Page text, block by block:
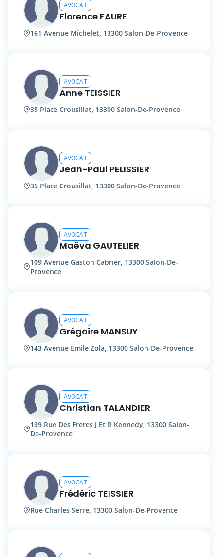
AVOCAT
Florence FAURE
161 Avenue Michelet, 13300 Salon-De-Provence
AVOCAT
Anne TEISSIER
35 Place Crousillat, 13300 Salon-De-Provence
AVOCAT
Jean-Paul PELISSIER
35 Place Crousillat, 13300 Salon-De-Provence
AVOCAT
Maëva GAUTELIER
109 Avenue Gaston Cabrier, 13300 Salon-De-
Provence
AVOCAT
Grégoire MANSUY
143 Avenue Emile Zola, 13300 Salon-De-Provence
AVOCAT
Christian TALANDIER
139 Rue Des Freres J Et R Kennedy, 13300 Salon-
De-Provence
AVOCAT
Frédéric TEISSIER
Rue Charles Serre, 13300 Salon-De-Provence